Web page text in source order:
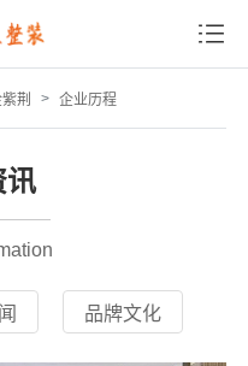
荆 企业历程
讯
品牌文化